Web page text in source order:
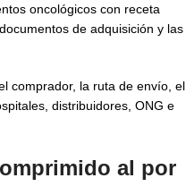
oncológicos con receta
de adquisición y las
comprador, la ruta de envío, el
distribuidores, ONG e
al por